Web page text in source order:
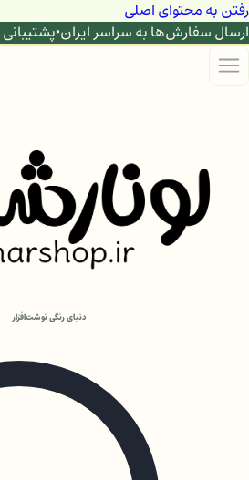
رفتن به محتوای اصلی
ارسال سفارش‌ها به سراسر ایران•
دنیای رنگی نوشت‌افزار